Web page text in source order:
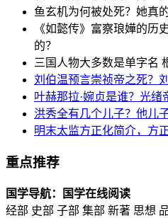
鱼玄机为何被处死？她真
《如懿传》富察琅嬅的历
的？
三国人物大多数是单字名
刘伯温预言崇祯帝之死？
叶赫那拉·婉贞是谁？光绪
洪秀全有几个儿子？他儿
明末太监方正化简介，方
重点推荐
国学导航：国学在线阅读
经部 史部 子部 集部 新著 思想